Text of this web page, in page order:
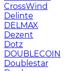
CrossWind
Delinte
DELMAX
Dezent
Dotz
DOUBLECOIN
Doublestar